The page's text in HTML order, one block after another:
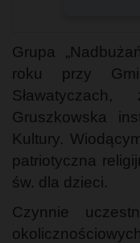
Grupa
roku przy
Gruszkowska
Kultury.
patriotyczna
św. dla dzieci.
Czynnie